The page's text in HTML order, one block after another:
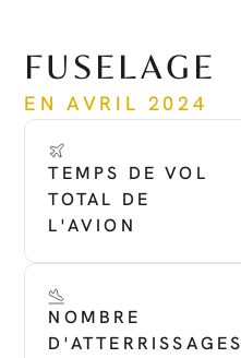
FUSELAGE
EN AVRIL 2024
TEMPS DE VOL
TOTAL DE
L'AVION
NOMBRE
D'ATTERRISSAGES